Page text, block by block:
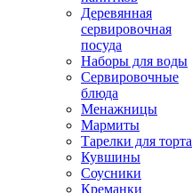
Деревянная
сервировочная
посуда
Наборы для воды
Сервировочные
блюда
Менажницы
Мармиты
Тарелки для торта
Кувшины
Соусники
Креманки